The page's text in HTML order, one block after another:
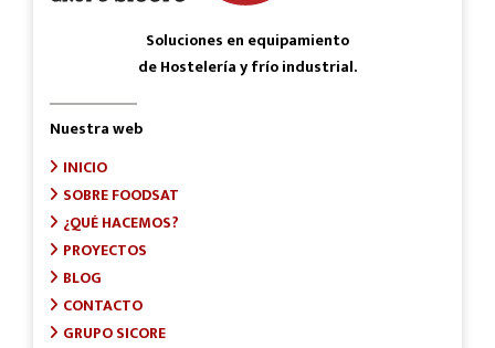
Soluciones en equipamiento
de Hostelería y frío industrial.
Nuestra web
INICIO
SOBRE FOODSAT
¿QUÉ HACEMOS?
PROYECTOS
BLOG
CONTACTO
GRUPO SICORE